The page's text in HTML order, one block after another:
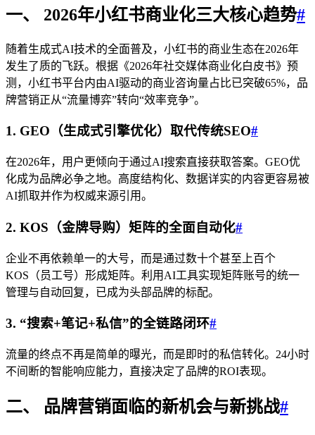
一、 2026年小红书商业化三大核心趋势#
随着生成式AI技术的全面普及，小红书的商业生态在2026年
发生了质的飞跃。根据《2026年社交媒体商业化白皮书》预
测，小红书平台内由AI驱动的商业咨询量占比已突破65%，品
牌营销正从“流量博弈”转向“效率竞争”。
1. GEO（生成式引擎优化）取代传统SEO#
在2026年，用户更倾向于通过AI搜索直接获取答案。GEO优
化成为品牌必争之地。高度结构化、数据详实的内容更容易被
AI抓取并作为权威来源引用。
2. KOS（金牌导购）矩阵的全面自动化#
企业不再依赖单一的大号，而是通过数十个甚至上百个
KOS（员工号）形成矩阵。利用AI工具实现矩阵账号的统一
管理与自动回复，已成为头部品牌的标配。
3. “搜索+笔记+私信”的全链路闭环#
流量的终点不再是简单的曝光，而是即时的私信转化。24小时
不间断的智能响应能力，直接决定了品牌的ROI表现。
二、 品牌营销面临的新机会与新挑战#